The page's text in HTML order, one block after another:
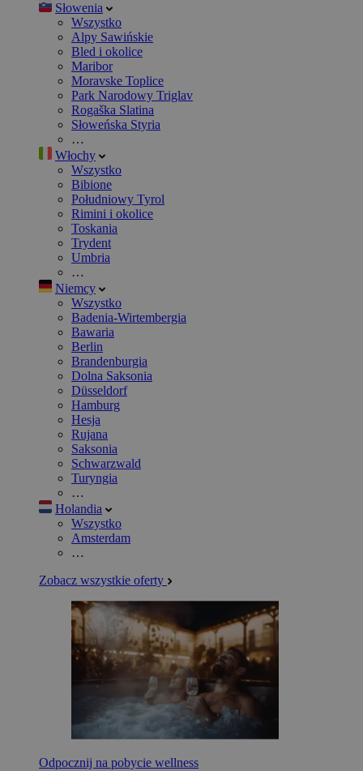
Słowenia
Wszystko
Alpy Sawińskie
Bled i okolice
Maribor
Moravske Toplice
Park Narodowy Triglav
Rogaška Slatina
Słoweńska Styria
…
Włochy
Wszystko
Bibione
Południowy Tyrol
Rimini i okolice
Toskania
Trydent
Umbria
…
Niemcy
Wszystko
Badenia-Wirtembergia
Bawaria
Berlin
Brandenburgia
Dolna Saksonia
Düsseldorf
Hamburg
Hesja
Rujana
Saksonia
Schwarzwald
Turyngia
…
Holandia
Wszystko
Amsterdam
…
Zobacz wszystkie oferty
Odpocznij na pobycie wellness